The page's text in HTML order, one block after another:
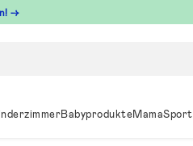
→
BabyprodukteMamaSport